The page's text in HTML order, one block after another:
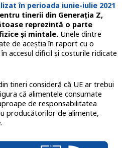
în perioada iunie-iulie 2021
tinerii din Generația Z,
reprezintă o parte
și mintale. Unele dintre
de aceștia în raport cu o
accesul dificil și costurile ridicate
tineri consideră că UE ar trebui
că alimentele consumate
de responsabilitatea
producătorilor de alimente,